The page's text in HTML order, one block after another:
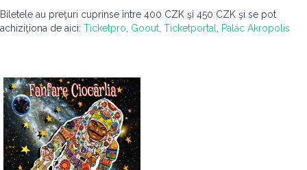
Biletele au preţuri cuprinse între 400 CZK şi 450 CZK şi se pot
achiziţiona de aici: Ticketpro Goout Ticketportal Palác Akropolis